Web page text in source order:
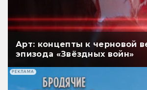
Арт: концепты к черновой
эпизода «Звёздных войн»
РЕКЛАМА